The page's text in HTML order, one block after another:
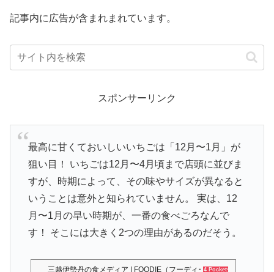
記事内に広告が含まれまれています。
スポンサーリンク
最高に甘くておいしいいちごは「12月〜1月」が
狙い目！ いちごは12月〜4月頃まで店頭に並びま
すが、時期によって、その味やサイズが異なると
いうことは意外と知られていません。 実は、12
月〜1月の早い時期が、一番の食べごろなんで
す！ そこには大きく2つの理由があるのだそう。
三越伊勢丹の食メディア | FOODIE（フーディー）4 Pockets